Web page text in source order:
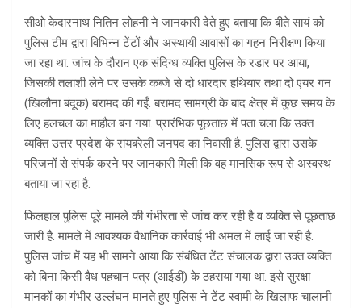
सीओ केदारनाथ नितिन लोहनी ने जानकारी देते हुए बताया कि बीते सायं को
पुलिस टीम द्वारा विभिन्न टेंटों और अस्थायी आवासों का गहन निरीक्षण किया
जा रहा था. जांच के दौरान एक संदिग्ध व्यक्ति पुलिस के रडार पर आया,
जिसकी तलाशी लेने पर उसके कब्जे से दो धारदार हथियार तथा दो एयर गन
(खिलौना बंदूक) बरामद की गईं. बरामद सामग्री के बाद क्षेत्र में कुछ समय के
लिए हलचल का माहौल बन गया. प्रारंभिक पूछताछ में पता चला कि उक्त
व्यक्ति उत्तर प्रदेश के रायबरेली जनपद का निवासी है. पुलिस द्वारा उसके
परिजनों से संपर्क करने पर जानकारी मिली कि वह मानसिक रूप से अस्वस्थ
बताया जा रहा है.
फिलहाल पुलिस पूरे मामले की गंभीरता से जांच कर रही है व व्यक्ति से पूछताछ
जारी है. मामले में आवश्यक वैधानिक कार्रवाई भी अमल में लाई जा रही है.
पुलिस जांच में यह भी सामने आया कि संबंधित टेंट संचालक द्वारा उक्त व्यक्ति
को बिना किसी वैध पहचान पत्र (आईडी) के ठहराया गया था. इसे सुरक्षा
मानकों का गंभीर उल्लंघन मानते हुए पुलिस ने टेंट स्वामी के खिलाफ चालानी